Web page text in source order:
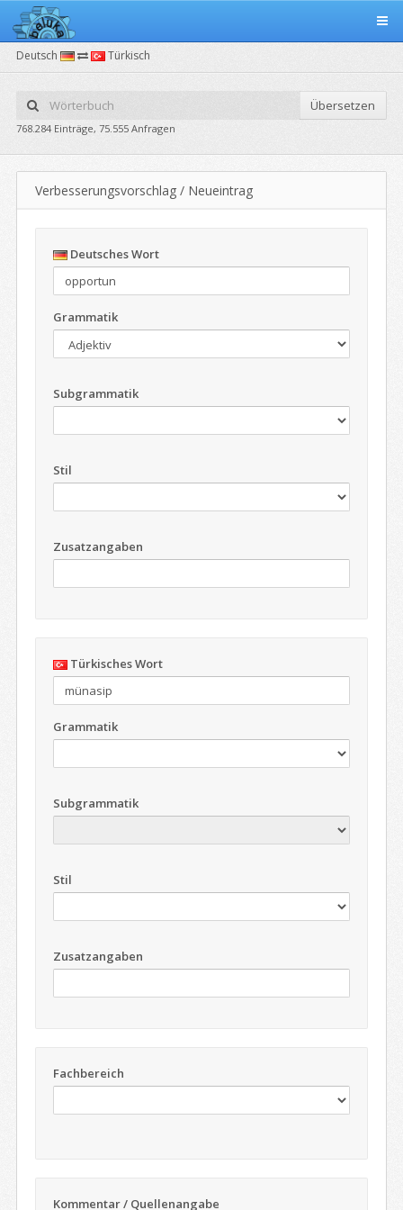
Deutsch Türkisch
Übersetzen
768.284 Einträge, 75.555 Anfragen
Verbesserungsvorschlag / Neueintrag
Deutsches Wort
Grammatik
Subgrammatik
Stil
Zusatzangaben
Türkisches Wort
Grammatik
Subgrammatik
Stil
Zusatzangaben
Fachbereich
Kommentar / Quellenangabe